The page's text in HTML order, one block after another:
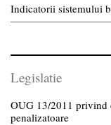
Indicatorii sistemului
Legislatie
OUG 13/2011 privind
penalizatoare